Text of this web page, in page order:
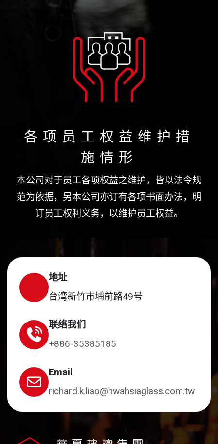
各项员工权益维护措
施情形
本公司对于员工各项权益之维护，皆以法令规
范为依据，另本公司亦订有各项书面办法，明
订员工权利义务，以维护员工权益。
地址
台湾新竹市埔前路49号
联络我们
+886-35385185
Email
richard.k.liao@hwahsiaglass.com.tw